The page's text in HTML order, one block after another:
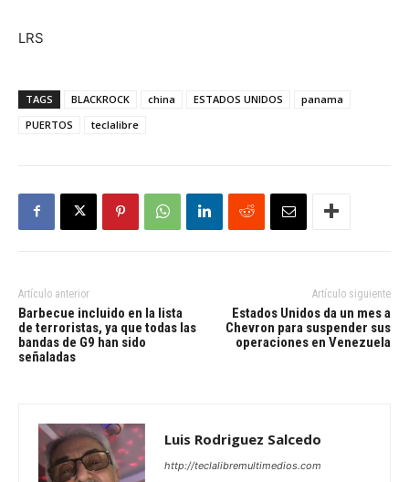
LRS
TAGS BLACKROCK china ESTADOS UNIDOS
panama
PUERTOS
teclalibre
Artículo anterior
Barbecue incluido en la lista
de terroristas, ya que todas las
bandas de G9 han sido
señaladas
Artículo siguiente
Estados Unidos da un mes a
Chevron para suspender sus
operaciones en Venezuela
Luis Rodriguez Salcedo
http://teclalibremultimedios.com